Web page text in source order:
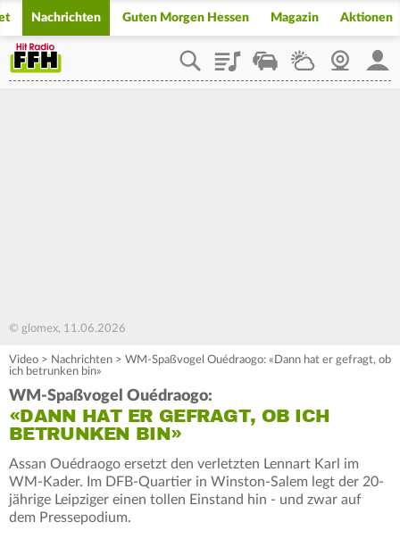
Nachrichten Guten Morgen Hessen Magazin Aktionen
PlaylistStaupilotWetterWebcam
© glomex, 11.06.2026
Video > Nachrichten > WM-Spaßvogel Ouédraogo: «Dann hat er gefragt, ob
ich betrunken bin»
WM-Spaßvogel Ouédraogo:
«DANN HAT ER GEFRAGT, OB ICH
BETRUNKEN BIN»
Assan Ouédraogo ersetzt den verletzten Lennart Karl im
WM-Kader. Im DFB-Quartier in Winston-Salem legt der 20-
jährige Leipziger einen tollen Einstand hin - und zwar auf
dem Pressepodium.